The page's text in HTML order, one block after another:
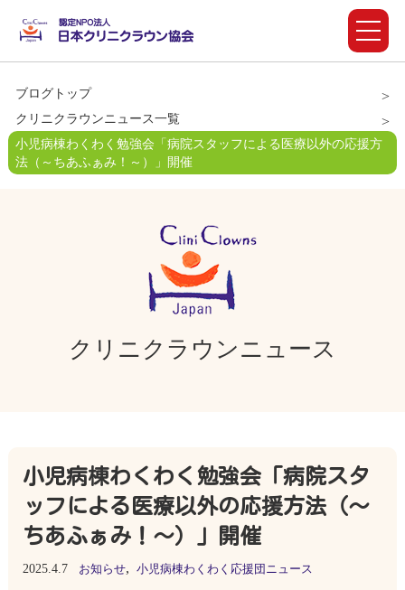
ブログトップ
クリニクラウンニュース一覧
小児病棟わくわく勉強会「病院スタッフによる医療以外の応援方
法（～ちあふぁみ！～）」開催
クリニクラウンニュース
小児病棟わくわく勉強会「病院スタ
ッフによる医療以外の応援方法（～
ちあふぁみ！～）」開催
2025.4.7 お知らせ, 小児病棟わくわく応援団ニュース